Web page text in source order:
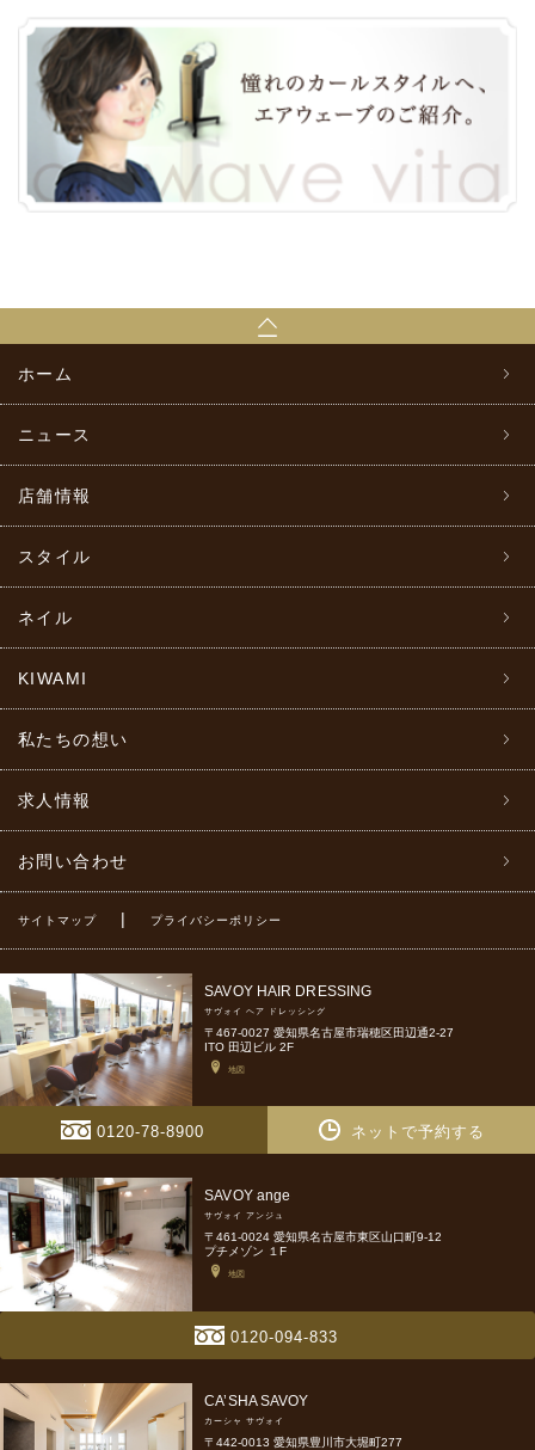
ホーム
ニュース
店舗情報
スタイル
ネイル
KIWAMI
私たちの想い
求人情報
お問い合わせ
サイトマップ | プライバシーポリシー
SAVOY HAIR DRESSING
サヴォイ ヘア ドレッシング
〒467-0027 愛知県名古屋市瑞穂区田辺通2-27
ITO 田辺ビル 2F
地図
0120-78-8900 ネットで予約する
SAVOY ange
サヴォイ アンジュ
〒461-0024 愛知県名古屋市東区山口町9-12
プチメゾン １F
地図
0120-094-833
CA’SHA SAVOY
カーシャ サヴォイ
〒442-0013 愛知県豊川市大堀町277